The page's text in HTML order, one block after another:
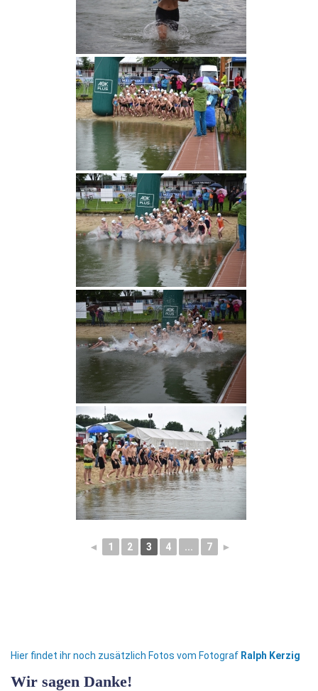
◄ 1 2 3 4 ... 7 ►
Hier findet ihr noch zusätzlich Fotos vom Fotograf Ralph Kerzig
Wir sagen Danke!